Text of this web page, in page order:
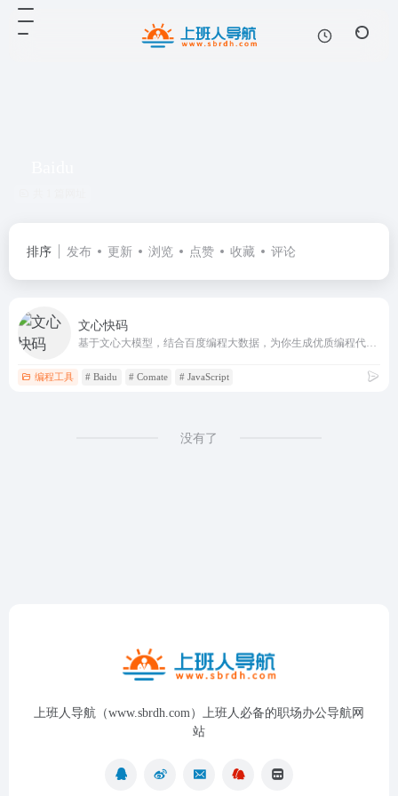
排序 发布 更新 浏览 点赞 收藏 评论
文心快码
编程工具 # Baidu # Comate # JavaScript
没有了
上班人导航（www.sbrdh.com）上班人必备的职场办公导航网
站